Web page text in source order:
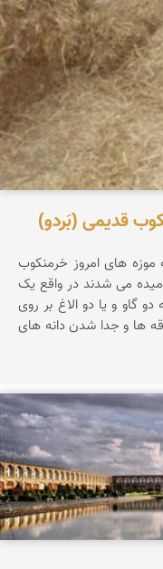
قدیمی (بَردو)
موزه های امروز خرمنکوب
می شدند در واقع یک
گاو و یا دو الاغ بر روی
ها و جدا شدن دانه های